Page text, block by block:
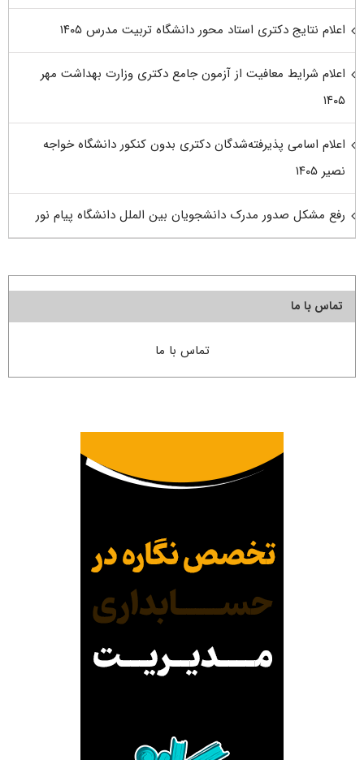
اعلام نتایج دکتری استاد محور دانشگاه تربیت مدرس ۱۴۰۵
اعلام شرایط معافیت از آزمون جامع دکتری وزارت بهداشت مهر
۱۴۰۵
اعلام اسامی پذیرفته‌شدگان دکتری بدون کنکور دانشگاه خواجه
نصیر ۱۴۰۵
رفع مشکل صدور مدرک دانشجویان بین الملل دانشگاه پیام نور
تماس با ما
تماس با ما